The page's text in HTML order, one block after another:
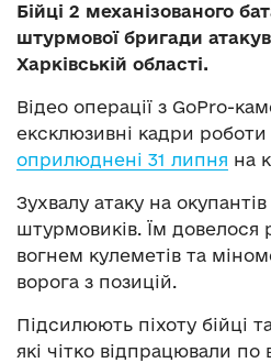
Бійці 2 механізованого
штурмової бригади
Харківській області.
Відео операції з GoPro-
ексклюзивні кадри
оприлюднені 31 липня на
Зухвалу атаку на
штурмовиків. Їм довелося
вогнем кулеметів та
ворога з позицій.
Підсилюють піхоту бійці
які чітко відпрацювали по